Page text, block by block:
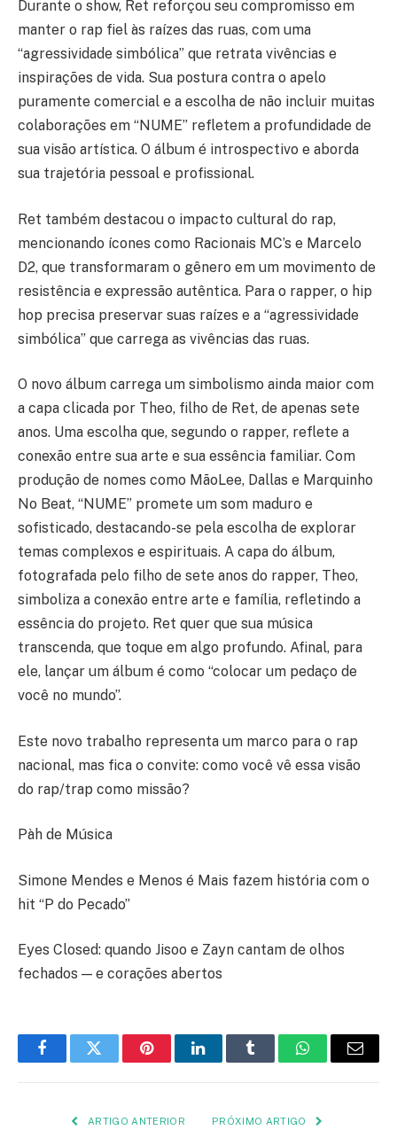
Durante o show, Ret reforçou seu compromisso em
manter o rap fiel às raízes das ruas, com uma
“agressividade simbólica” que retrata vivências e
inspirações de vida. Sua postura contra o apelo
puramente comercial e a escolha de não incluir muitas
colaborações em “NUME” refletem a profundidade de
sua visão artística. O álbum é introspectivo e aborda
sua trajetória pessoal e profissional.
Ret também destacou o impacto cultural do rap,
mencionando ícones como Racionais MC’s e Marcelo
D2, que transformaram o gênero em um movimento de
resistência e expressão autêntica. Para o rapper, o hip
hop precisa preservar suas raízes e a “agressividade
simbólica” que carrega as vivências das ruas.
O novo álbum carrega um simbolismo ainda maior com
a capa clicada por Theo, filho de Ret, de apenas sete
anos. Uma escolha que, segundo o rapper, reflete a
conexão entre sua arte e sua essência familiar. Com
produção de nomes como MãoLee, Dallas e Marquinho
No Beat, “NUME” promete um som maduro e
sofisticado, destacando-se pela escolha de explorar
temas complexos e espirituais. A capa do álbum,
fotografada pelo filho de sete anos do rapper, Theo,
simboliza a conexão entre arte e família, refletindo a
essência do projeto. Ret quer que sua música
transcenda, que toque em algo profundo. Afinal, para
ele, lançar um álbum é como “colocar um pedaço de
você no mundo”.
Este novo trabalho representa um marco para o rap
nacional, mas fica o convite: como você vê essa visão
do rap/trap como missão?
Pàh de Música
Simone Mendes e Menos é Mais fazem história com o
hit “P do Pecado”
Eyes Closed: quando Jisoo e Zayn cantam de olhos
fechados — e corações abertos
FacebookTwitter PinterestLinkedInTumblr WhatsApp
E-
ARTIGO ANTERIOR PRÓXIMO ARTIGO